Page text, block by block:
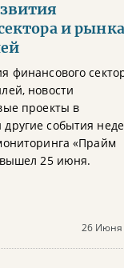
и рынка
финансового
новости
проекты в
события
«Прайм
25 июня.
26 Июня